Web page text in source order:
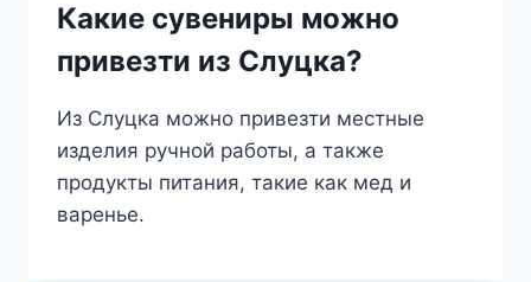
Какие сувениры можно
привезти из Слуцка?
Из Слуцка можно привезти местные
изделия ручной работы, а также
продукты питания, такие как мед и
варенье.